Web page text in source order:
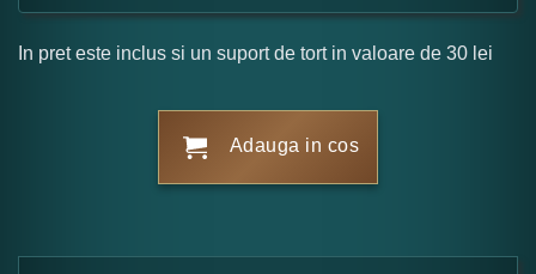
In pret este inclus si un suport de tort in valoare de 30 lei
Adauga in cos